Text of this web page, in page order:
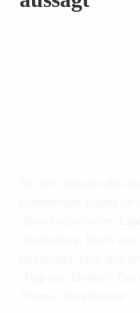
Bei der Vergabe des
Hundehalter häufig
charakteristischen
Vierbeiners. Doch
tatsächlich über das
„Tipp des Monats“